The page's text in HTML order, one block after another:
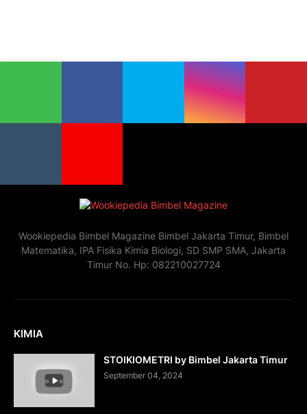
Wookiepedia Bimbel Magazine Bimbel Jakarta Timur, Bimbel
Matematika, IPA Fisika Kimia Biologi, SD SMP SMA, Jakarta
Timur No. Hp: 082210027724
KIMIA
STOIKIOMETRI by Bimbel Jakarta Timur
September 04, 2024